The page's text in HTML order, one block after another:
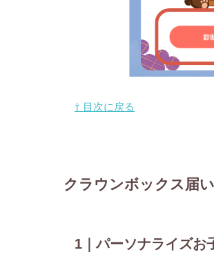
⇧ 目次に戻る
クラウンボックス届
1｜パーソナライズお